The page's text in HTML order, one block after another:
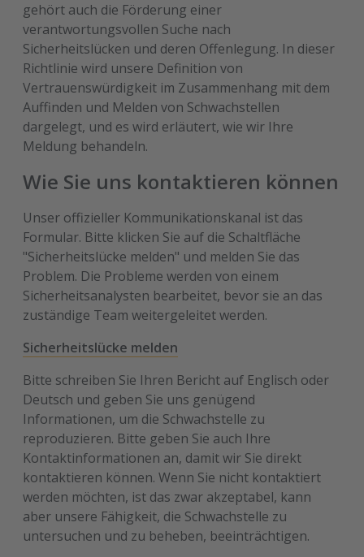
gehört auch die Förderung einer
verantwortungsvollen Suche nach
Sicherheitslücken und deren Offenlegung. In dieser
Richtlinie wird unsere Definition von
Vertrauenswürdigkeit im Zusammenhang mit dem
Auffinden und Melden von Schwachstellen
dargelegt, und es wird erläutert, wie wir Ihre
Meldung behandeln.
Wie Sie uns kontaktieren können
Unser offizieller Kommunikationskanal ist das
Formular. Bitte klicken Sie auf die Schaltfläche
"Sicherheitslücke melden" und melden Sie das
Problem. Die Probleme werden von einem
Sicherheitsanalysten bearbeitet, bevor sie an das
zuständige Team weitergeleitet werden.
Sicherheitslücke melden
Bitte schreiben Sie Ihren Bericht auf Englisch oder
Deutsch und geben Sie uns genügend
Informationen, um die Schwachstelle zu
reproduzieren. Bitte geben Sie auch Ihre
Kontaktinformationen an, damit wir Sie direkt
kontaktieren können. Wenn Sie nicht kontaktiert
werden möchten, ist das zwar akzeptabel, kann
aber unsere Fähigkeit, die Schwachstelle zu
untersuchen und zu beheben, beeinträchtigen.